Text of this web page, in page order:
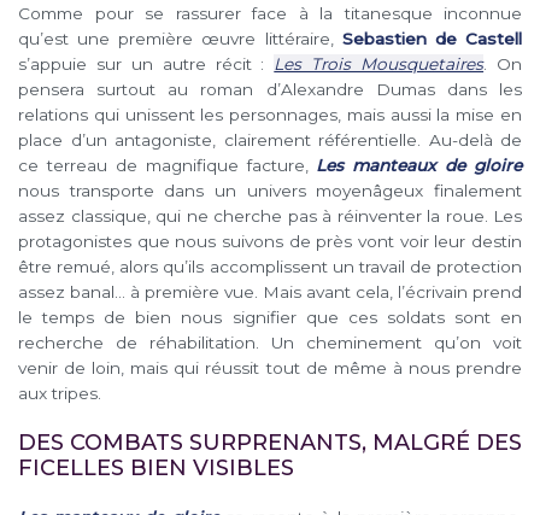
Comme pour se rassurer face à la titanesque inconnue
qu’est une première œuvre littéraire, Sebastien de Castell
s’appuie sur un autre récit : Les Trois Mousquetaires. On
pensera surtout au roman d’Alexandre Dumas dans les
relations qui unissent les personnages, mais aussi la mise en
place d’un antagoniste, clairement référentielle. Au-delà de
ce terreau de magnifique facture, Les manteaux de gloire
nous transporte dans un univers moyenâgeux finalement
assez classique, qui ne cherche pas à réinventer la roue. Les
protagonistes que nous suivons de près vont voir leur destin
être remué, alors qu’ils accomplissent un travail de protection
assez banal… à première vue. Mais avant cela, l’écrivain prend
le temps de bien nous signifier que ces soldats sont en
recherche de réhabilitation. Un cheminement qu’on voit
venir de loin, mais qui réussit tout de même à nous prendre
aux tripes.
DES COMBATS SURPRENANTS, MALGRÉ DES
FICELLES BIEN VISIBLES